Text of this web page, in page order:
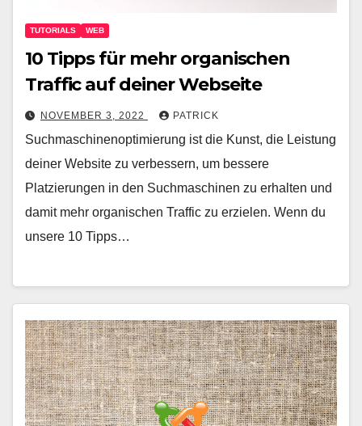
TUTORIALS WEB
10 Tipps für mehr organischen
Traffic auf deiner Webseite
NOVEMBER 3, 2022 PATRICK
Suchmaschinenoptimierung ist die Kunst, die Leistung
deiner Website zu verbessern, um bessere
Platzierungen in den Suchmaschinen zu erhalten und
damit mehr organischen Traffic zu erzielen. Wenn du
unsere 10 Tipps…